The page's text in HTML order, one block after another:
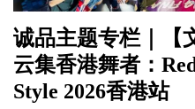
诚品主题专栏｜【
云集香港舞者：
Style 2026香港站